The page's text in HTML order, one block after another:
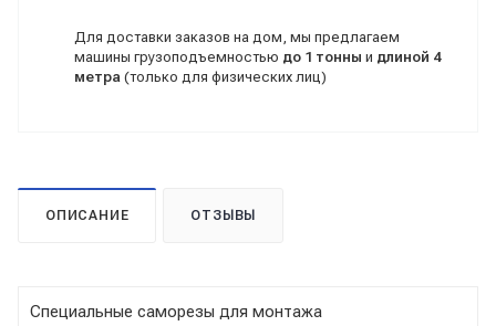
Для доставки заказов на дом, мы предлагаем
машины грузоподъемностью до 1 тонны и длиной 4
метра (только для физических лиц)
ОПИСАНИЕ ОТЗЫВЫ
Специальные саморезы для монтажа